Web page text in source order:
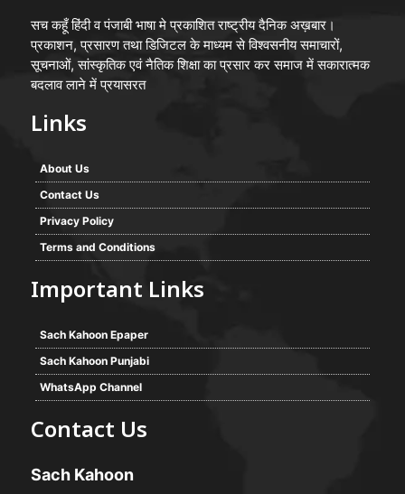
सच कहूँ हिंदी व पंजाबी भाषा मे प्रकाशित राष्ट्रीय दैनिक अख़बार।
प्रकाशन, प्रसारण तथा डिजिटल के माध्यम से विश्वसनीय समाचारों,
सूचनाओं, सांस्कृतिक एवं नैतिक शिक्षा का प्रसार कर समाज में सकारात्मक
बदलाव लाने में प्रयासरत
Links
About Us
Contact Us
Privacy Policy
Terms and Conditions
Important Links
Sach Kahoon Epaper
Sach Kahoon Punjabi
WhatsApp Channel
Contact Us
Sach Kahoon